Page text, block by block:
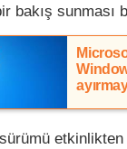
bakış sunması